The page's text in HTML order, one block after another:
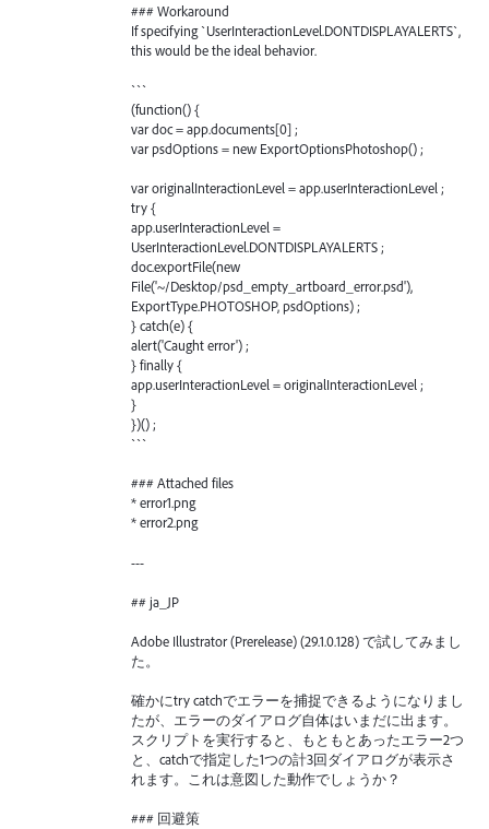
### Workaround
If specifying `UserInteractionLevel.DONTDISPLAYALERTS`,
this would be the ideal behavior.
```
(function() {
var doc = app.documents[0] ;
var psdOptions = new ExportOptionsPhotoshop() ;
var originalInteractionLevel = app.userInteractionLevel ;
try {
app.userInteractionLevel =
UserInteractionLevel.DONTDISPLAYALERTS ;
doc.exportFile(new
File('~/Desktop/psd_empty_artboard_error.psd'),
ExportType.PHOTOSHOP, psdOptions) ;
} catch(e) {
alert('Caught error') ;
} finally {
app.userInteractionLevel = originalInteractionLevel ;
}
})() ;
```
### Attached files
* error1.png
* error2.png
---
## ja_JP
Adobe Illustrator (Prerelease) (29.1.0.128) で試してみまし
た。
確かにtry catchでエラーを捕捉できるようになりまし
たが、エラーのダイアログ自体はいまだに出ます。
スクリプトを実行すると、もともとあったエラー2つ
と、catchで指定した1つの計3回ダイアログが表示さ
れます。これは意図した動作でしょうか？
### 回避策